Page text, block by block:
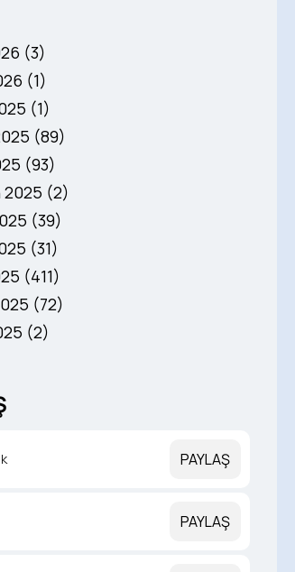
(3)
(1)
(1)
(89)
(93)
2025 (2)
(39)
(31)
(411)
(72)
(2)
PAYLAŞ
PAYLAŞ